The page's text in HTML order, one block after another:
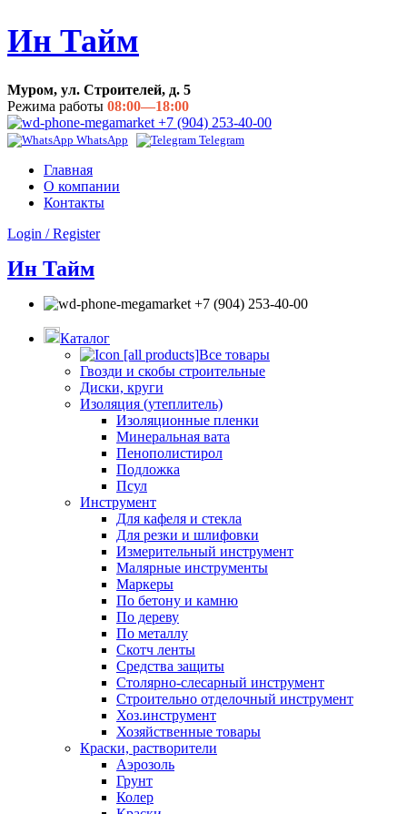
Ин Тайм
Муром, ул. Строителей, д. 5
Режима работы 08:00—18:00
+7 (904) 253-40-00
WhatsApp Telegram
Главная
О компании
Контакты
Login / Register
Ин Тайм
+7 (904) 253-40-00
Каталог
Все товары
Гвозди и скобы строительные
Диски, круги
Изоляция (утеплитель)
Изоляционные пленки
Минеральная вата
Пенополистирол
Подложка
Псул
Инструмент
Для кафеля и стекла
Для резки и шлифовки
Измерительный инструмент
Малярные инструменты
Маркеры
По бетону и камню
По дереву
По металлу
Скотч ленты
Средства защиты
Столярно-слесарный инструмент
Строительно отделочный инструмент
Хоз.инструмент
Хозяйственные товары
Краски, растворители
Аэрозоль
Грунт
Колер